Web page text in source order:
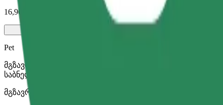
16,90 PLN
Pet
მგზავრობა შენთან და შენს შინაურ ცხოველთან ერთად.
საბნელით ან პადით.
მგზავრობის სავარაუდო დრო